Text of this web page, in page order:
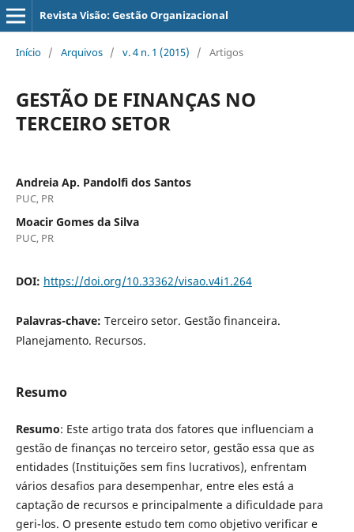
Revista Visão: Gestão Organizacional
Início / Arquivos / v. 4 n. 1 (2015) / Artigos
GESTÃO DE FINANÇAS NO
TERCEIRO SETOR
Andreia Ap. Pandolfi dos Santos
PUC, PR
Moacir Gomes da Silva
PUC, PR
DOI: https://doi.org/10.33362/visao.v4i1.264
Palavras-chave: Terceiro setor. Gestão financeira.
Planejamento. Recursos.
Resumo
Resumo: Este artigo trata dos fatores que influenciam a
gestão de finanças no terceiro setor, gestão essa que as
entidades (Instituições sem fins lucrativos), enfrentam
vários desafios para desempenhar, entre eles está a
captação de recursos e principalmente a dificuldade para
geri-los. O presente estudo tem como objetivo verificar e